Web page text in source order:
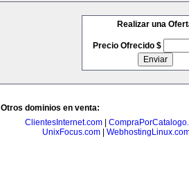
Realizar una
Precio Ofrecido $
Otros dominios en venta:
ClientesInternet.com
UnixFocus.com|